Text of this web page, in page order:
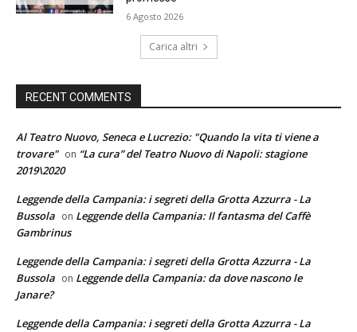
6 Agosto 2026
Carica altri
RECENT COMMENTS
Al Teatro Nuovo, Seneca e Lucrezio: "Quando la vita ti viene a
trovare" on “La cura” del Teatro Nuovo di Napoli: stagione
2019\2020
Leggende della Campania: i segreti della Grotta Azzurra - La
Bussola on Leggende della Campania: Il fantasma del Caffè
Gambrinus
Leggende della Campania: i segreti della Grotta Azzurra - La
Bussola on Leggende della Campania: da dove nascono le
Janare?
Leggende della Campania: i segreti della Grotta Azzurra - La